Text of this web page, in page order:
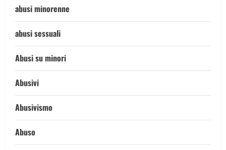
abusi minorenne
abusi sessuali
Abusi su minori
Abusivi
Abusivismo
Abuso